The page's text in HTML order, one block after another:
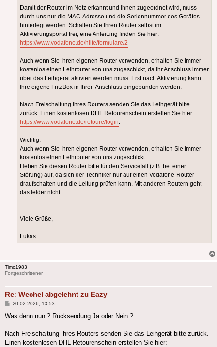
Damit der Router im Netz erkannt und Ihnen zugeordnet wird, muss
durch uns nur die MAC-Adresse und die Seriennummer des Gerätes
hinterlegt werden. Schalten Sie Ihren Router selbst im
Aktivierungsportal frei, eine Anleitung finden Sie hier:
https://www.vodafone.de/hilfe/formulare/2
Auch wenn Sie Ihren eigenen Router verwenden, erhalten Sie immer
kostenlos einen Leihrouter von uns zugeschickt, da Ihr Anschluss immer
über das Leihgerät aktiviert werden muss. Erst nach Aktivierung kann
Ihre eigene FritzBox in Ihren Anschluss eingebunden werden.
Nach Freischaltung Ihres Routers senden Sie das Leihgerät bitte
zurück. Einen kostenlosen DHL Retourenschein erstellen Sie hier:
https://www.vodafone.de/retoure/login.
Wichtig:
Auch wenn Sie Ihren eigenen Router verwenden, erhalten Sie immer
kostenlos einen Leihrouter von uns zugeschickt.
Heben Sie diesen Router bitte für den Servicefall (z.B. bei einer
Störung) auf, da sich der Techniker nur auf einen Vodafone-Router
draufschalten und die Leitung prüfen kann. Mit anderen Routern geht
das leider nicht.
Viele Grüße,
Lukas
Timo1983
Fortgeschrittener
Re: Wechel abgelehnt zu Eazy
Beitrag
20.02.2026, 13:53
Was denn nun ? Rücksendung Ja oder Nein ?
Nach Freischaltung Ihres Routers senden Sie das Leihgerät bitte zurück.
Einen kostenlosen DHL Retourenschein erstellen Sie hier: